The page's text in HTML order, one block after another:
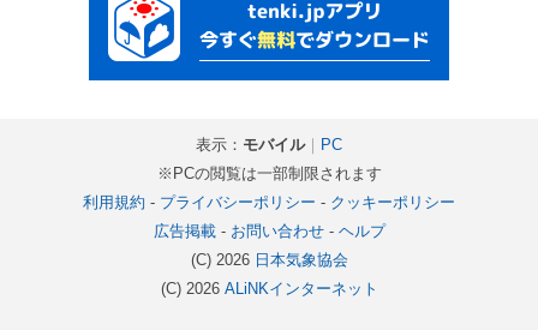
表示： モバイル｜ PC
※PCの閲覧は一部制限されます
利用規約 - プライバシーポリシー - クッキーポリシー
広告掲載- お問い合わせ- ヘルプ
(C) 2026 日本気象協会
(C) 2026 ALiNKインターネット